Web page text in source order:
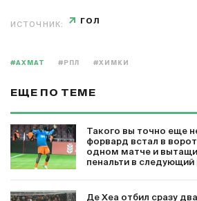
ИСТОЧНИК: ГОЛ
#АХМАТ #РПЛ #ХИМКИ
ЕЩЕ ПО ТЕМЕ
Такого вы точно еще
форвард встал в
одном матче и
пенальти в следующий
Де Хеа отбил сразу